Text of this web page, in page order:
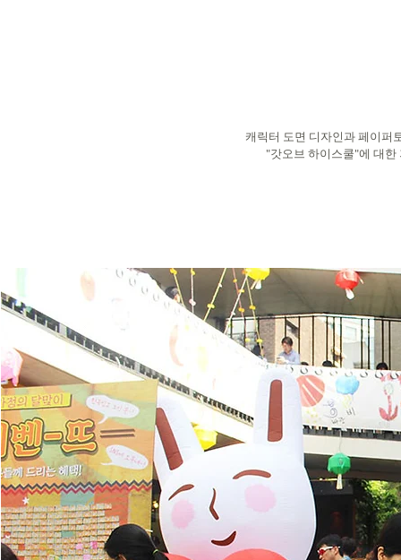
캐릭터 도면 디자인과 페이퍼
"갓오브 하이스쿨"에 대